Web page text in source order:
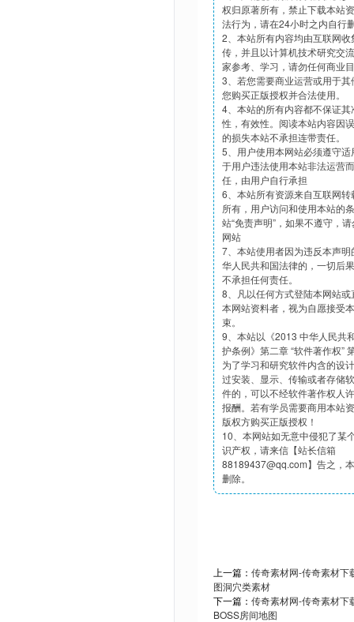
权归原著所有，禁止下载本站
法行为，请在24小时之内自行
2、本站所有内容均由互联网
传，并且以计算机技术研究交
家参考、学习，请勿任何商业
3、若您需要商业运营或用于
您购买正版授权并合法使用。
4、本站的所有内容都不保证
性，有效性。阅读本站内容因
的损失本站不承担连带责任。
5、用户使用本网站必须遵守
于用户违法使用本站非法运营
任，由用户自行承担
6、本站所有资源来自互联网
所有，用户访问和使用本站的
站“免责声明”，如果不遵守，
网站
7、本站使用者因为违反本声
华人民共和国法律的，一切后
不承担任何责任。
8、凡以任何方式登陆本网站
本网站资料者，视为自愿接受
束。
9、本站以《2013 中华人民共
护条例》第二章 “软件著作权”
为了学习和研究软件内含的设
过安装、显示、传输或者存储
件的，可以不经软件著作权人
报酬。若有学员需要商用本站
版权方购买正版授权！
10、本网站如无意中侵犯了某
识产权，请来信【站长信箱
88189437@qq.com】告之，
删除。
上一篇： 传奇素材网-传奇素材下
图洞穴类素材
下一篇： 传奇素材网-传奇素材下
BOSS房间地图